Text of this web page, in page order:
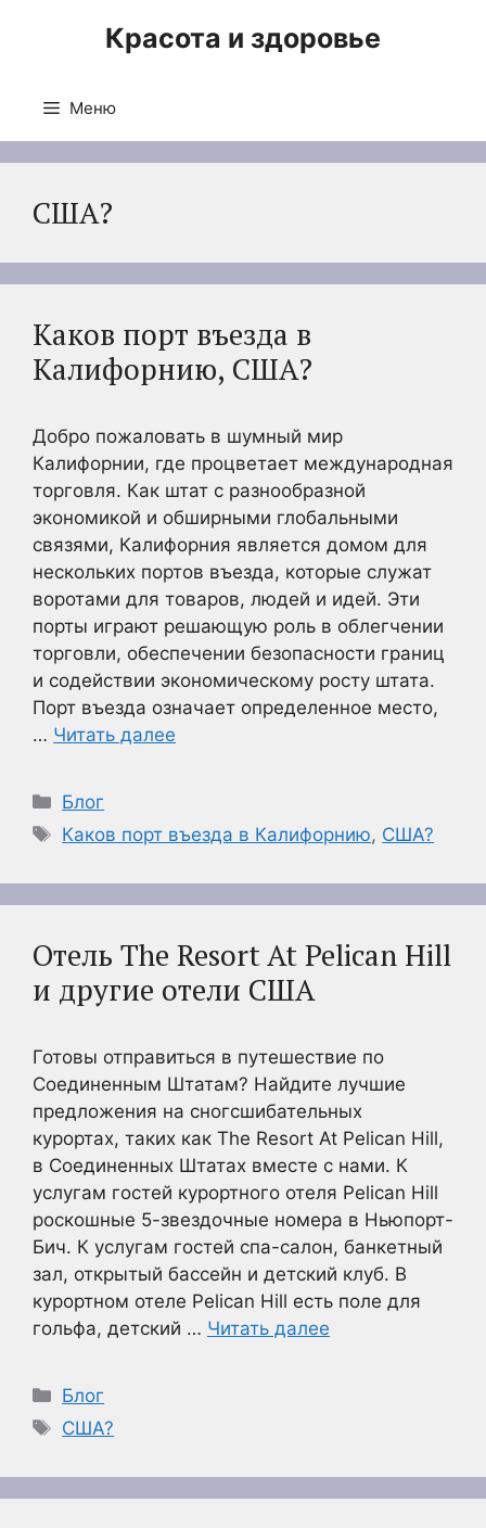
Красота и здоровье
Меню
США?
Каков порт въезда в
Калифорнию, США?
Добро пожаловать в шумный мир
Калифорнии, где процветает международная
торговля. Как штат с разнообразной
экономикой и обширными глобальными
связями, Калифорния является домом для
нескольких портов въезда, которые служат
воротами для товаров, людей и идей. Эти
порты играют решающую роль в облегчении
торговли, обеспечении безопасности границ
и содействии экономическому росту штата.
Порт въезда означает определенное место,
… Читать далее
Рубрики
Блог
Метки
Каков порт въезда в Калифорнию, США?
Отель The Resort At Pelican Hill
и другие отели США
Готовы отправиться в путешествие по
Соединенным Штатам? Найдите лучшие
предложения на сногсшибательных
курортах, таких как The Resort At Pelican Hill,
в Соединенных Штатах вместе с нами. К
услугам гостей курортного отеля Pelican Hill
роскошные 5-звездочные номера в Ньюпорт-
Бич. К услугам гостей спа-салон, банкетный
зал, открытый бассейн и детский клуб. В
курортном отеле Pelican Hill есть поле для
гольфа, детский … Читать далее
Рубрики
Блог
Метки
США?